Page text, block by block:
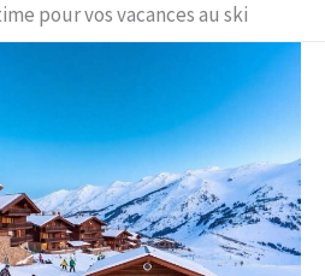
pour vos vacances au ski